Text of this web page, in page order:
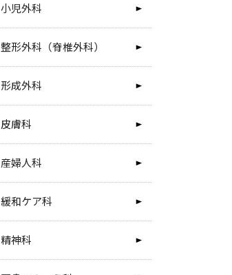
小児外科
整形外科（脊椎外科）
形成外科
皮膚科
産婦人科
緩和ケア科
精神科